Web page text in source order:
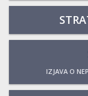
IZJAVA O